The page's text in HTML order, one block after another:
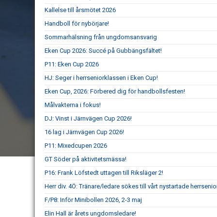
Kallelse till årsmötet 2026
Handboll för nybörjare!
Sommarhälsning från ungdomsansvarig
Eken Cup 2026: Succé på Gubbängsfältet!
P11: Eken Cup 2026
HJ: Seger i herrseniorklassen i Eken Cup!
Eken Cup, 2026: Förbered dig för handbollsfesten!
Målvakterna i fokus!
DJ: Vinst i Järnvägen Cup 2026!
16 lag i Järnvägen Cup 2026!
P11: Mixedcupen 2026
GT Söder på aktivitetsmässa!
P16: Frank Löfstedt uttagen till Riksläger 2!
Herr div. 4Ö: Tränare/ledare sökes till vårt nystartade
F/P8: Inför Minibollen 2026, 2-3 maj
Elin Hall är årets ungdomsledare!